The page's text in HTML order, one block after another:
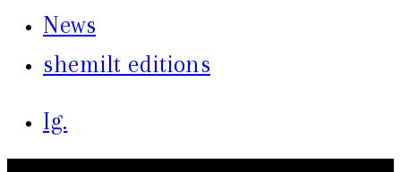
News
shemilt editions
Ig.